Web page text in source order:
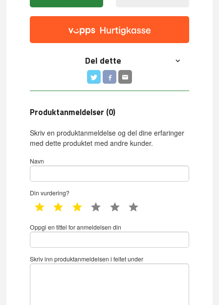
Del dette
Produktanmeldelser (0)
Skriv en produktanmeldelse og del dine erfaringer
med dette produktet med andre kunder.
Navn
Din vurdering?
1 star 2 star 3 star 4 star 5 star
Oppgi en tittel for anmeldelsen din
Skriv inn produktanmeldelsen i feltet under